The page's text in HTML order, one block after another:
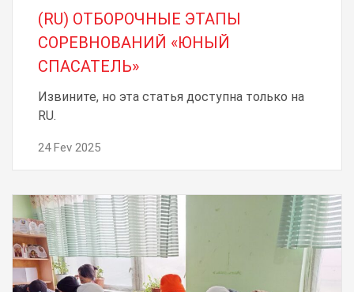
(RU) ОТБОРОЧНЫЕ ЭТАПЫ
СОРЕВНОВАНИЙ «ЮНЫЙ
СПАСАТЕЛЬ»
Извините, но эта статья доступна только на
RU.
24 Fev 2025